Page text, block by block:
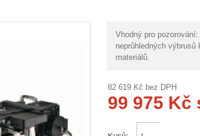
Vhodný pro
neprůhledných
materiálů.
82 619 Kč bez DPH
99 975 Kč